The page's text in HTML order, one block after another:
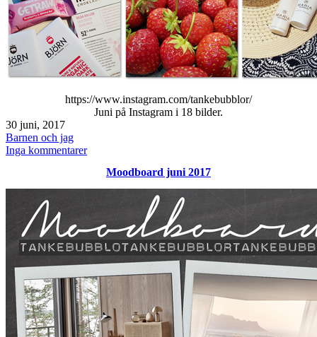
https://www.instagram.com/tankebubblor/
Juni på Instagram i 18 bilder.
Publicerat
den
30 juni, 2017
Kategoriserat
som
Barnen och jag
Inga kommentarertill
2017
Moodboard juni 2017